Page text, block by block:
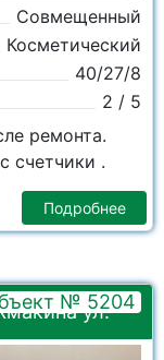
Совмещенный
Косметический
40/27/8
2 / 5
ремонта.
счетчики .
Подробнее
ул.
№ 5204